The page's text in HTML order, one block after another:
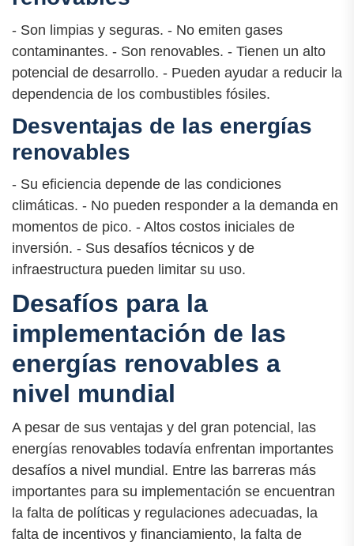
- Son limpias y seguras. - No emiten gases
contaminantes. - Son renovables. - Tienen un alto
potencial de desarrollo. - Pueden ayudar a reducir la
dependencia de los combustibles fósiles.
Desventajas de las energías
renovables
- Su eficiencia depende de las condiciones
climáticas. - No pueden responder a la demanda en
momentos de pico. - Altos costos iniciales de
inversión. - Sus desafíos técnicos y de
infraestructura pueden limitar su uso.
Desafíos para la
implementación de las
energías renovables a
nivel mundial
A pesar de sus ventajas y del gran potencial, las
energías renovables todavía enfrentan importantes
desafíos a nivel mundial. Entre las barreras más
importantes para su implementación se encuentran
la falta de políticas y regulaciones adecuadas, la
falta de incentivos y financiamiento, la falta de